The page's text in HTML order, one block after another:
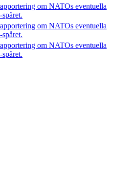
om NATOs eventuella
om NATOs eventuella
om NATOs eventuella